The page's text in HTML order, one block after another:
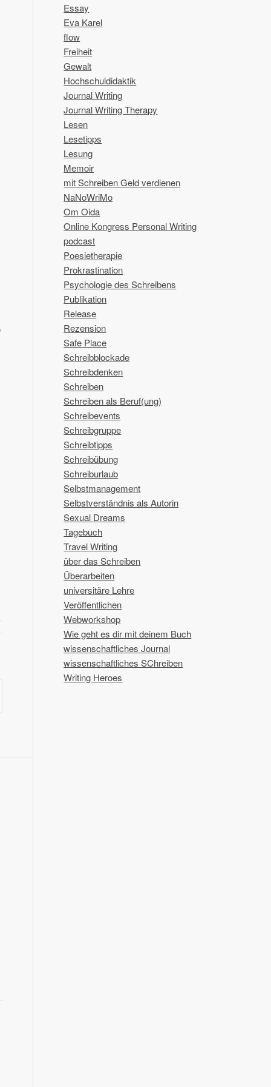
Essay
Eva Karel
flow
Freiheit
Gewalt
Hochschuldidaktik
Journal Writing
Journal Writing Therapy
Lesen
Lesetipps
Lesung
Memoir
mit Schreiben Geld verdienen
NaNoWriMo
Om Oida
Online Kongress Personal Writing
podcast
Poesietherapie
Prokrastination
Psychologie des Schreibens
Publikation
Release
Rezension
Safe Place
Schreibblockade
Schreibdenken
Schreiben
Schreiben als Beruf(ung)
Schreibevents
Schreibgruppe
Schreibtipps
Schreibübung
Schreiburlaub
Selbstmanagement
Selbstverständnis als Autorin
Sexual Dreams
Tagebuch
Travel Writing
über das Schreiben
Überarbeiten
universitäre Lehre
Veröffentlichen
Webworkshop
Wie geht es dir mit deinem Buch
wissenschaftliches Journal
wissenschaftliches SChreiben
Writing Heroes